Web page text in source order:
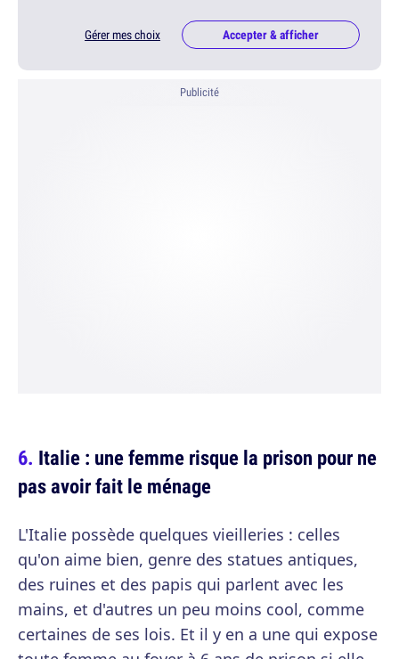
Gérer mes choix Accepter & afficher
Publicité
Italie : une femme risque la prison pour ne
pas avoir fait le ménage
L'Italie possède quelques vieilleries : celles
qu'on aime bien, genre des statues antiques,
des ruines et des papis qui parlent avec les
mains, et d'autres un peu moins cool, comme
certaines de ses lois. Et il y en a une qui expose